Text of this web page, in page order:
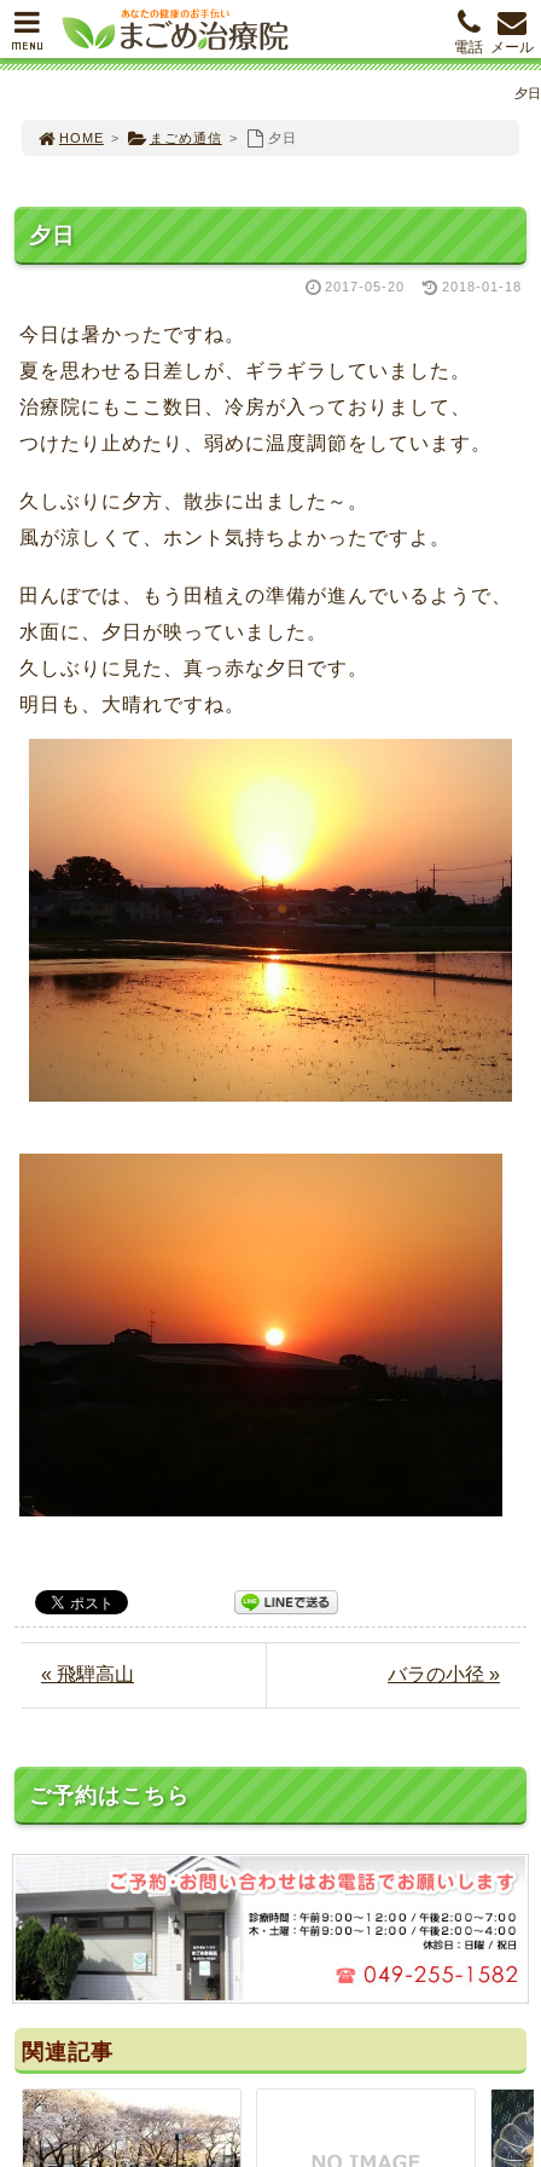
夕日
HOME > まごめ通信 > 夕日
夕日
2017-05-20 2018-01-18
今日は暑かったですね。
夏を思わせる日差しが、ギラギラしていました。
治療院にもここ数日、冷房が入っておりまして、
つけたり止めたり、弱めに温度調節をしています。
久しぶりに夕方、散歩に出ました～。
風が涼しくて、ホント気持ちよかったですよ。
田んぼでは、もう田植えの準備が進んでいるようで、
水面に、夕日が映っていました。
久しぶりに見た、真っ赤な夕日です。
明日も、大晴れですね。
« 飛騨高山 バラの小径 »
ご予約はこちら
関連記事
MENU メール
電話